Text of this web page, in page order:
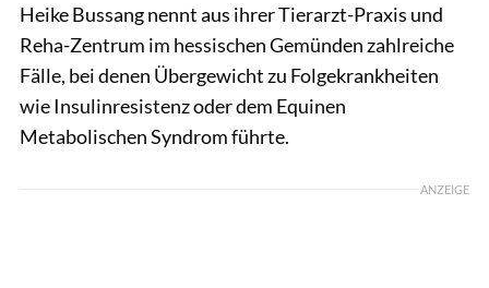
Heike Bussang nennt aus ihrer Tierarzt-Praxis und
Reha-Zentrum im hessischen Gemünden zahlreiche
Fälle, bei denen Übergewicht zu Folgekrankheiten
wie Insulinresistenz oder dem Equinen
Metabolischen Syndrom führte.
ANZEIGE